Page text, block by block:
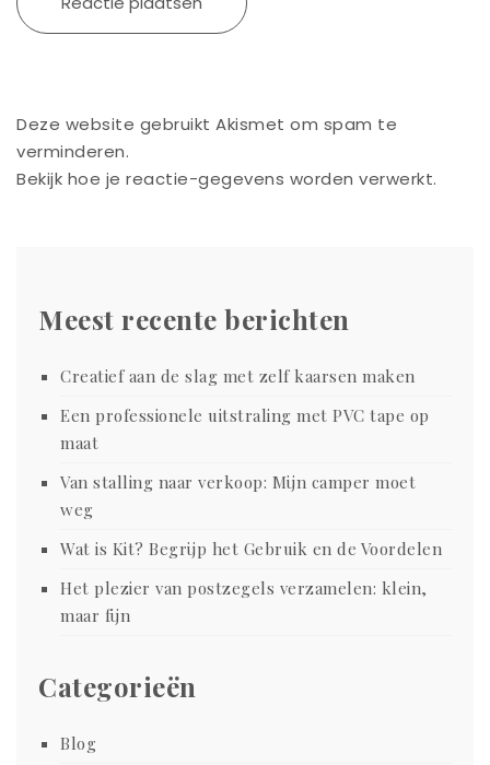
Deze website gebruikt Akismet om spam te
verminderen.
Bekijk hoe je reactie-gegevens worden verwerkt.
Meest recente berichten
Creatief aan de slag met zelf kaarsen maken
Een professionele uitstraling met PVC tape op
maat
Van stalling naar verkoop: Mijn camper moet
weg
Wat is Kit? Begrijp het Gebruik en de Voordelen
Het plezier van postzegels verzamelen: klein,
maar fijn
Categorieën
Blog